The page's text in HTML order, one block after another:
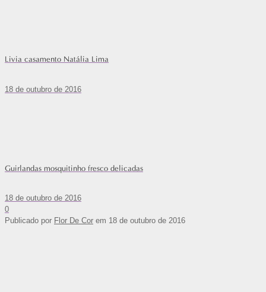
Livia casamento Natália Lima
18 de outubro de 2016
Guirlandas mosquitinho fresco delicadas
18 de outubro de 2016
0
Publicado por Flor De Cor em 18 de outubro de 2016